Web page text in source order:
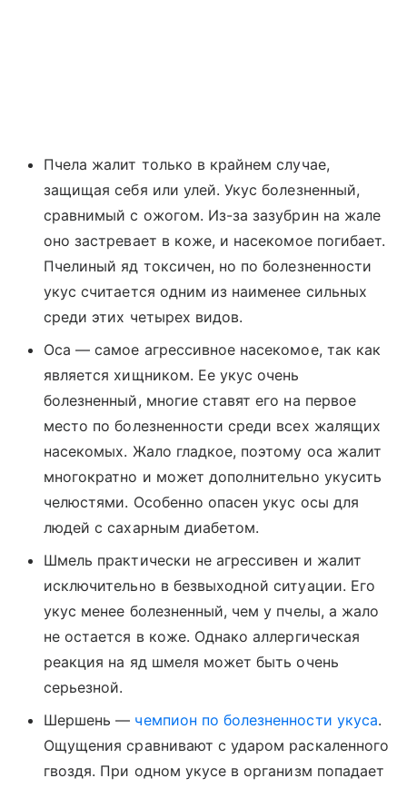
Пчела жалит только в крайнем случае,
защищая себя или улей. Укус болезненный,
сравнимый с ожогом. Из-за зазубрин на жале
оно застревает в коже, и насекомое погибает.
Пчелиный яд токсичен, но по болезненности
укус считается одним из наименее сильных
среди этих четырех видов.
Оса — самое агрессивное насекомое, так как
является хищником. Ее укус очень
болезненный, многие ставят его на первое
место по болезненности среди всех жалящих
насекомых. Жало гладкое, поэтому оса жалит
многократно и может дополнительно укусить
челюстями. Особенно опасен укус осы для
людей с сахарным диабетом.
Шмель практически не агрессивен и жалит
исключительно в безвыходной ситуации. Его
укус менее болезненный, чем у пчелы, а жало
не остается в коже. Однако аллергическая
реакция на яд шмеля может быть очень
серьезной.
Шершень — чемпион по болезненности укуса.
Ощущения сравнивают с ударом раскаленного
гвоздя. При одном укусе в организм попадает